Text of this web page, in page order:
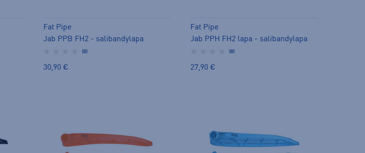
Fat Pipe
Jab PPB FH2 - salibandylapa
(0)
30,90 €
Fat Pipe
Jab PPH FH2 lapa - salibandylapa
(0)
27,90 €